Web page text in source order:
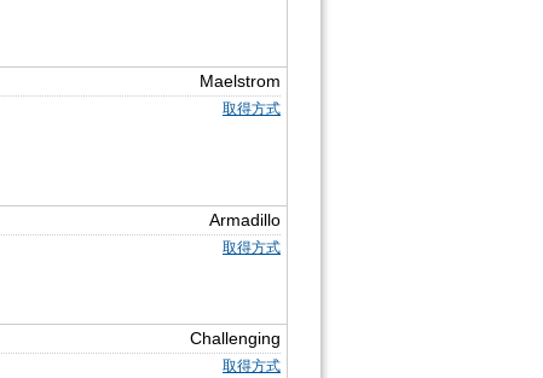
Maelstrom
取得方式
Armadillo
取得方式
Challenging
取得方式